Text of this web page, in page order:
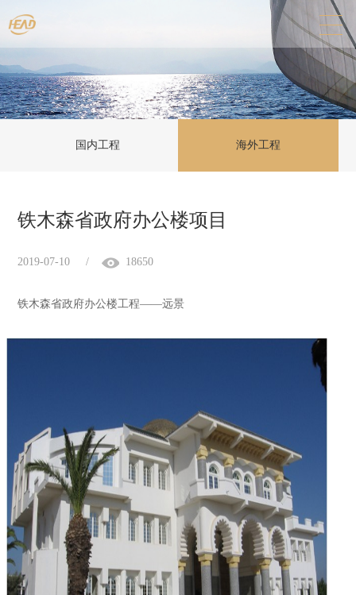
国内工程 海外工程
铁木森省政府办公楼项目
2019-07-10 / 18650
铁木森省政府办公楼工程——远景